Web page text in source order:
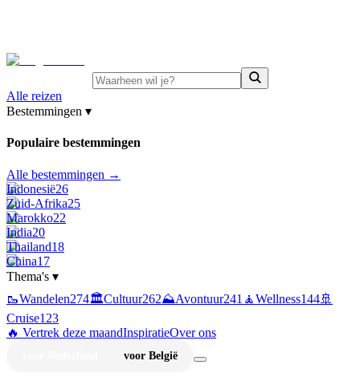
Alle reizen
Bestemmingen ▾
Populaire bestemmingen
Alle bestemmingen →
Indonesië26
Zuid-Afrika25
Marokko22
India20
Thailand18
China17
Thema's ▾
🥾Wandelen274🏛️Cultuur262⛰️Avontuur241 🧘Wellness144🚢
Cruise123
🔥 Vertrek deze maandInspiratieOver ons
voor België